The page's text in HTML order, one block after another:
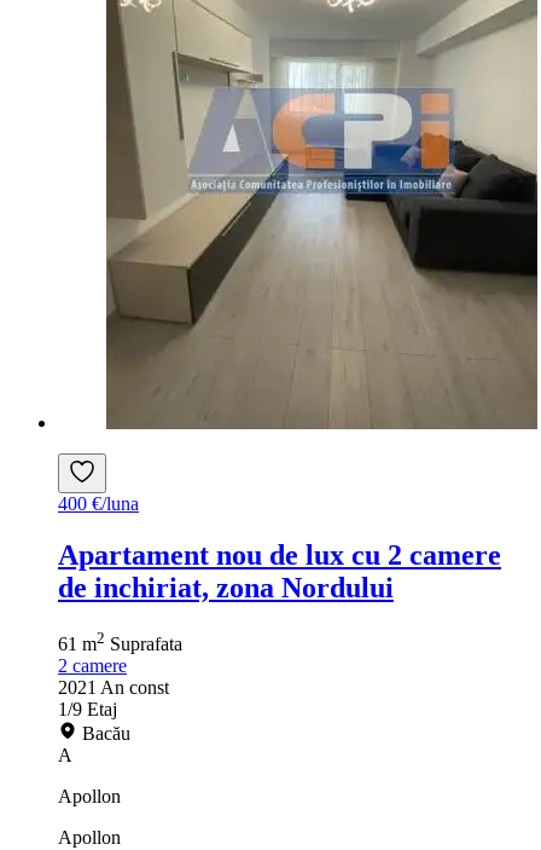
400 €/luna
Apartament nou de lux cu 2 camere
de inchiriat, zona Nordului
61 m2 Suprafata
2 camere
2021 An const
1/9 Etaj
Bacău
A
Apollon
Apollon